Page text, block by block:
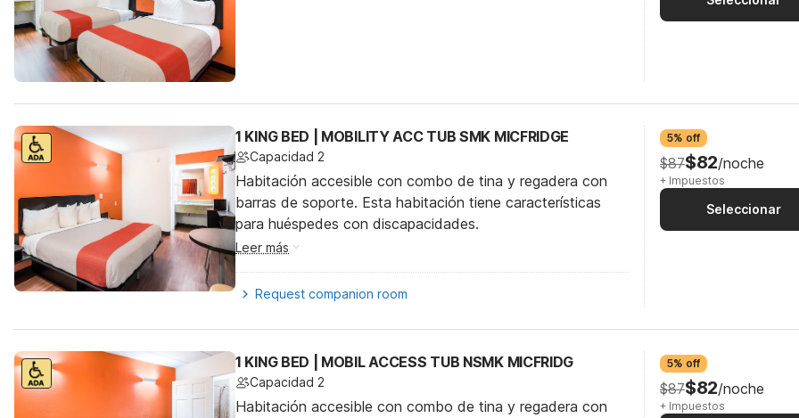
1 KING BED | MOBILITY ACC TUB SMK MICFRIDGE
Capacidad 2
Habitación accesible con combo de tina y regadera con
barras de soporte. Esta habitación tiene características
para huéspedes con discapacidades.
Leer más
Request companion room
5% off
$87$82/noche
+ Impuestos
Seleccionar
1 KING BED | MOBIL ACCESS TUB NSMK MICFRIDG
Capacidad 2
Habitación accesible con combo de tina y regadera con
5% off
$87$82/noche
+ Impuestos